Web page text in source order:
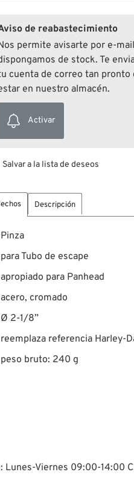
de reabastecimiento
permite avisarte por e-
de stock. Te
cuenta de correo tan pronto
en nuestro almacén.
Activar
Salvar a la lista de deseos
Descripción
Pinza
para Tubo de escape
apropiado para Panhead
acero, cromado
Ø 2-1/8”
reemplaza referencia Harley-
peso bruto: 240 g
Viernes 09:00-14:00